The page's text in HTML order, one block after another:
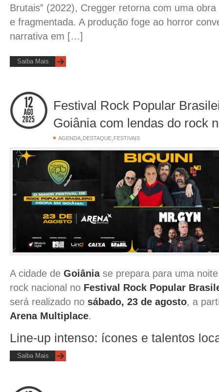
Brutais” (2022), Cregger retorna com uma
e fragmentada. A produção foge ao horror
narrativa em […]
Saiba Mais
Festival Rock Popular
Goiânia com lendas do rock
AGENDA DESTAQUE FESTIVAIS
A cidade de Goiâniase prepara para uma
rock nacional no Festival Rock Popular
será realizado no sábado, 23 de agosto, a
Arena Multiplace.
Line-up intenso: ícones e talentos
Saiba Mais